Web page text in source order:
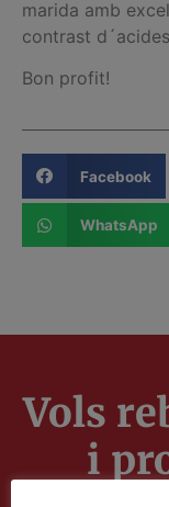
marida amb
contrast
Bon profit!
Facebook
WhatsApp
Vols
i